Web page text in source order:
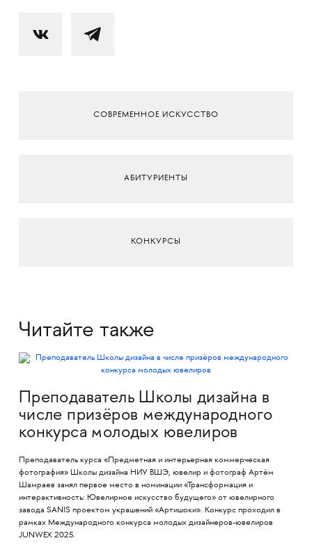
СОВРЕМЕННОЕ ИСКУССТВО
АБИТУРИЕНТЫ
КОНКУРСЫ
Читайте также
Преподаватель Школы дизайна в
числе призёров международного
конкурса молодых ювелиров
Преподаватель курса «Предметная и интерьерная коммерческая
фотография» Школы дизайна НИУ ВШЭ, ювелир и фотограф Артём
Шамраев занял первое место в номинации «Трансформация и
интерактивность: Ювелирное искусство будущего» от ювелирного
завода SANIS проектом украшений «Артишоки». Конкурс проходил в
рамках Международного конкурса молодых дизайнеров-ювелиров
JUNWEX 2025.